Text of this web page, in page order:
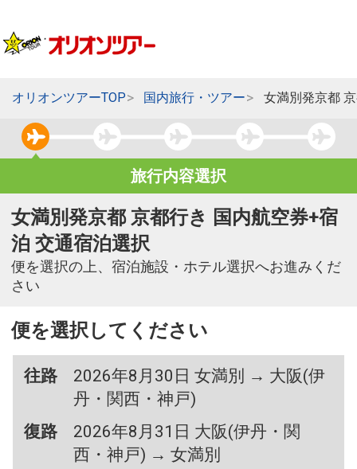
オリオンツアーTOP 国内旅行・ツアー 女満別発京都
旅行内容選択
女満別発京都 京都行き 国内航空券+宿
泊 交通宿泊選択
便を選択の上、宿泊施設・ホテル選択へお進みくだ
さい
便を選択してください
往路
2026年8月30日 女満別 → 大阪(伊
丹・関西・神戸)
復路
2026年8月31日 大阪(伊丹・関
西・神戸) → 女満別